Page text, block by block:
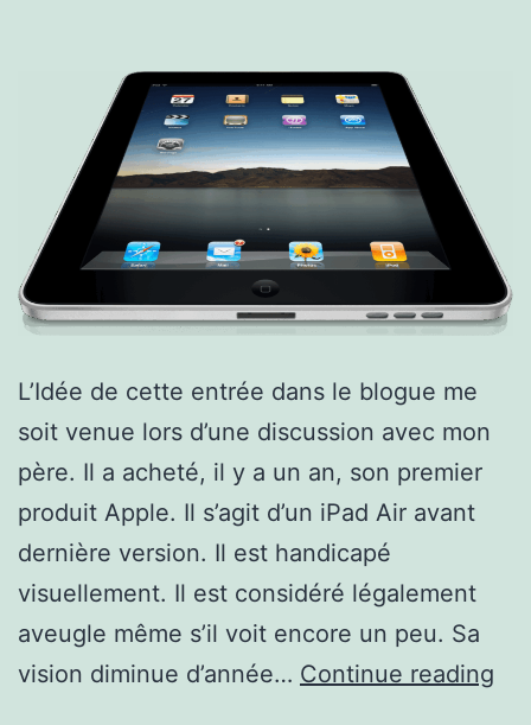
L’Idée de cette entrée dans le blogue me
soit venue lors d’une discussion avec mon
père. Il a acheté, il y a un an, son premier
produit Apple. Il s’agit d’un iPad Air avant
dernière version. Il est handicapé
visuellement. Il est considéré légalement
aveugle même s’il voit encore un peu. Sa
vision diminue d’année… Continue reading